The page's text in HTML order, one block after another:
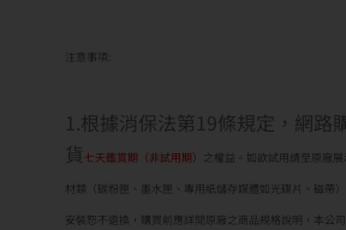
注意事項:
1.根據消保法第19條規定，網路
貨 七天鑑賞期（非試用期）
之權益。如欲試用請至原廠
材類（碳粉匣、墨水匣、專用紙儲存媒體如光碟片、磁帶
安裝恕不退換，購買前應詳閱原廠之商品規格說明，本公